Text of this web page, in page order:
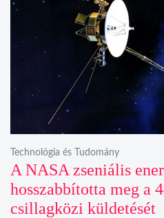
A NASA zseniális
hosszabbította meg a
csillagközi küldetését
Technológia és Tudomány